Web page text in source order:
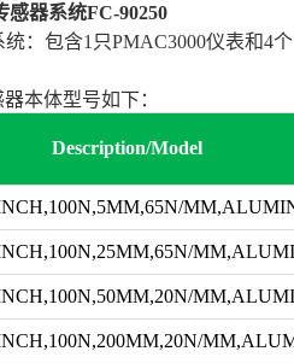
器系统FC-90250
：包含1只PMAC3000仪表和4个
本体型号如下：
Description/Model